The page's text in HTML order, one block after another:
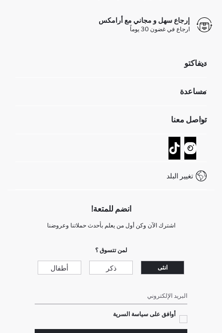
إرجاع سهل و مجاني مع أرامكس
ارجاع في غضون 30 يوماً
ديفاكتو
تعرف علينا
GIFT CLUB
مساعدة
عمليات الارجاع و الاستبدال السهلة
تتبع الشحنة
كيف يمكنك التسوق في ديفاكتو ؟
كيف تدفع في ديفاكتو؟
شروط المنافسة
تواصل معنا
نموذج الاتصال
خدمة العملاء
Call Center 19782
تغيير البلد
انضم للمتعة!
اشترك الآن وكن أول من يعلم بأحدث حملاتنا وعروضنا
لمن تتسوق ؟
انثى ذكر أطفال
البريد الإلكتروني
أوافق على سياسة السرية